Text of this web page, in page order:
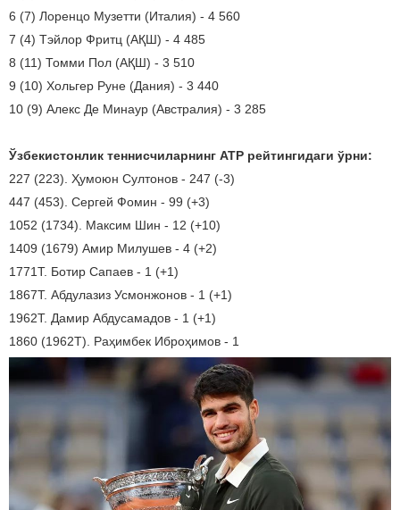
6 (7) Лоренцо Музетти (Италия) - 4 560
7 (4) Тэйлор Фритц (АҚШ) - 4 485
8 (11) Томми Пол (АҚШ) - 3 510
9 (10) Хольгер Руне (Дания) - 3 440
10 (9) Алекс Де Минаур (Австралия) - 3 285
Ўзбекистонлик теннисчиларнинг АТР рейтингидаги ўрни:
227 (223). Ҳумоюн Султонов - 247 (-3)
447 (453). Сергей Фомин - 99 (+3)
1052 (1734). Максим Шин - 12 (+10)
1409 (1679) Амир Милушев - 4 (+2)
1771Т. Ботир Сапаев - 1 (+1)
1867Т. Абдулазиз Усмонжонов - 1 (+1)
1962Т. Дамир Абдусамадов - 1 (+1)
1860 (1962Т). Раҳимбек Иброҳимов - 1